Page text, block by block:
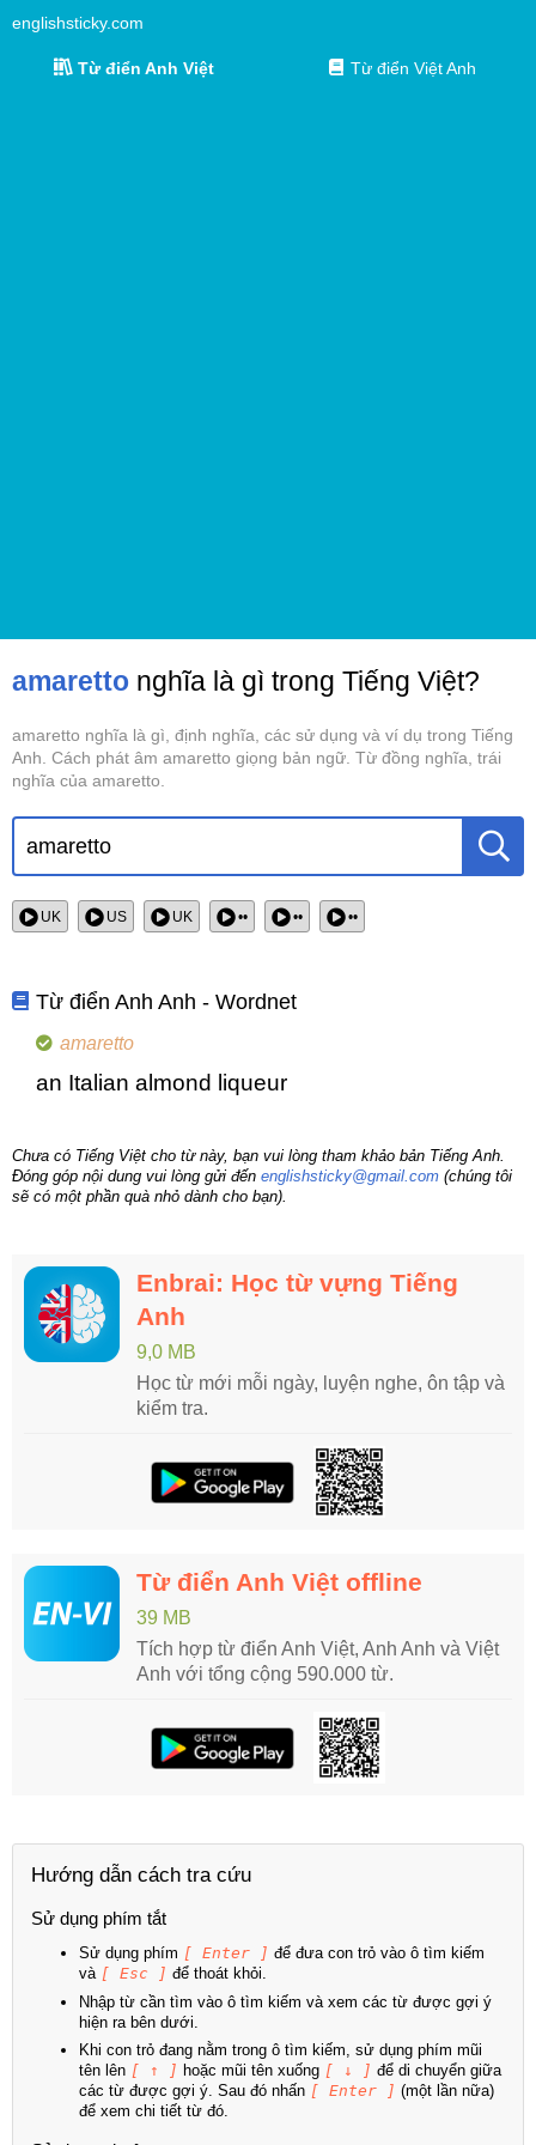
englishsticky.com
Từ điển Anh Việt Từ điển Việt Anh
amaretto nghĩa là gì trong Tiếng Việt?
amaretto nghĩa là gì, định nghĩa, các sử dụng và ví dụ trong Tiếng
Anh. Cách phát âm amaretto giọng bản ngữ. Từ đồng nghĩa, trái
nghĩa của amaretto.
UK US UK •• •• ••
Từ điển Anh Anh - Wordnet
amaretto
an Italian almond liqueur
Chưa có Tiếng Việt cho từ này, bạn vui lòng tham khảo bản Tiếng Anh.
Đóng góp nội dung vui lòng gửi đến englishsticky@gmail.com (chúng tôi
sẽ có một phần quà nhỏ dành cho bạn).
Enbrai: Học từ vựng Tiếng
Anh
9,0 MB
Học từ mới mỗi ngày, luyện nghe, ôn tập và
kiểm tra.
Từ điển Anh Việt offline
39 MB
Tích hợp từ điển Anh Việt, Anh Anh và Việt
Anh với tổng cộng 590.000 từ.
Hướng dẫn cách tra cứu
Sử dụng phím tắt
Sử dụng phím [ Enter ] để đưa con trỏ vào ô tìm kiếm
và [ Esc ] để thoát khỏi.
Nhập từ cần tìm vào ô tìm kiếm và xem các từ được gợi ý
hiện ra bên dưới.
Khi con trỏ đang nằm trong ô tìm kiếm, sử dụng phím mũi
tên lên [ ↑ ] hoặc mũi tên xuống [ ↓ ] để di chuyển giữa
các từ được gợi ý. Sau đó nhấn [ Enter ] (một lần nữa)
để xem chi tiết từ đó.